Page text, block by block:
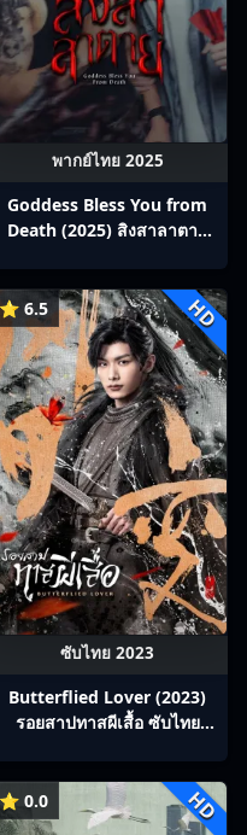
พากย์ไทย 2025
Goddess Bless You from
Death (2025) สิงสาลาตาย
⭐ 6.5 HD
ซับไทย 2023
Butterflied Lover (2023)
รอยสาปทาสผีเสื้อ ซับไทย
⭐ 0.0 HD